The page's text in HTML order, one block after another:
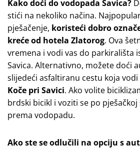
Kako doći do vodopada Savica?
stići na nekoliko načina.
pješačenje, koristeći dobro
kreće od hotela Zlatorog. Ova
vremena i vodi vas do parkirališta
Savica. Alternativno, možete doći
slijedeći asfaltiranu cestu koja vodi
Koče pri Savici. Ako volite
brdski bicikl i voziti se po
prema vodopadu.
Ako ste se odlučili na opciju s